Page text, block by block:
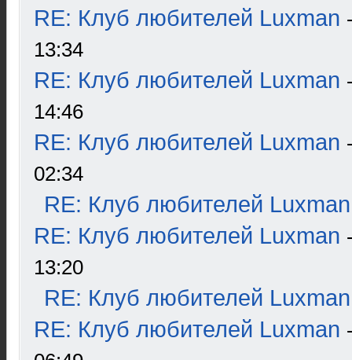
RE: Клуб любителей Luxman
13:34
RE: Клуб любителей Luxman
14:46
RE: Клуб любителей Luxman
02:34
RE: Клуб любителей Luxman
RE: Клуб любителей Luxman
13:20
RE: Клуб любителей Luxman
RE: Клуб любителей Luxman